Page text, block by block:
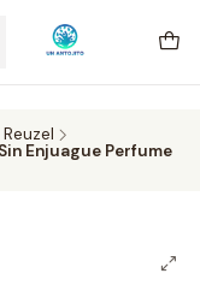
GRATIS mismo
desde CLP 39.900.
14 hrs.
Reuzel
Enjuague Perfume